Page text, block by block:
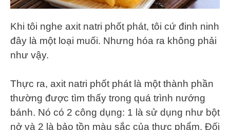
Khi tôi nghe axit natri phốt phát, tôi cứ đinh ninh
đây là một loại muối. Nhưng hóa ra không phải
như vậy.
Thực ra, axit natri phốt phát là một thành phần
thường được tìm thấy trong quá trình nướng
bánh. Nó có 2 công dụng: 1 là sử dụng như bột
nở và 2 là bảo tồn màu sắc của thực phẩm. Đối